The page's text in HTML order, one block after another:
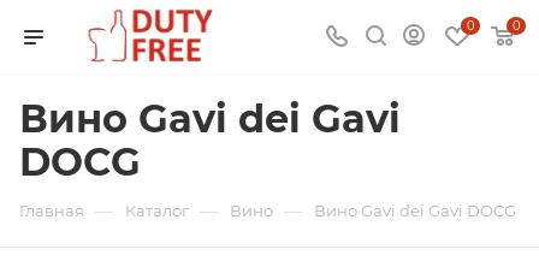
0 0
Вино Gavi dei Gavi
DOCG
Главная — Каталог — Вино — Вино Gavi dei Gavi DOCG